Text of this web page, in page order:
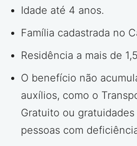
Idade até 4 anos.
Família cadastrada no
Residência a mais de
O benefício não
auxílios, como o
Gratuito ou
pessoas com